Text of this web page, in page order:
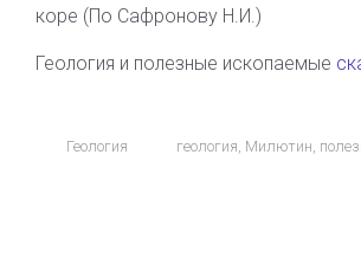
коре (По Сафронову Н.И.)
Геология и полезные ископаемые
Геология геология, Милютин,